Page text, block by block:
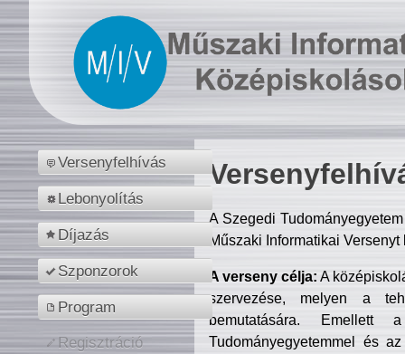
Versenyfelhívás
Lebonyolítás
Díjazás
Szponzorok
Program
Regisztráció
A Szegedi
Műszaki Informatikai
A verseny célja: A
szervezése, melyen a
bemutatására. Emellett
Tudományegyetemmel és